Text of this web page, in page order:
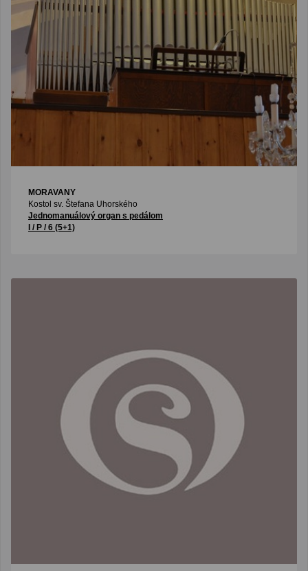
MORAVANY
Kostol sv. Štefana Uhorského
Jednomanuálový organ s pedálom
I / P / 6 (5+1)